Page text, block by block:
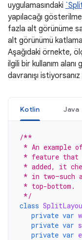
uygulamasındaki
yapılacağı
fazla alt görünüme
alt görünümü
Aşağıdaki örnekte,
ilgili bir kullanım
davranışı istiyorsanız
Kotlin Java
/**
* An example
* feature that
* added, it
* in two—such
* top-bottom.
*/
class
private var
private var
private var